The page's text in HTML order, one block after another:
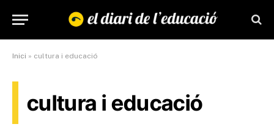
Inici » cultura i educació
cultura i educació